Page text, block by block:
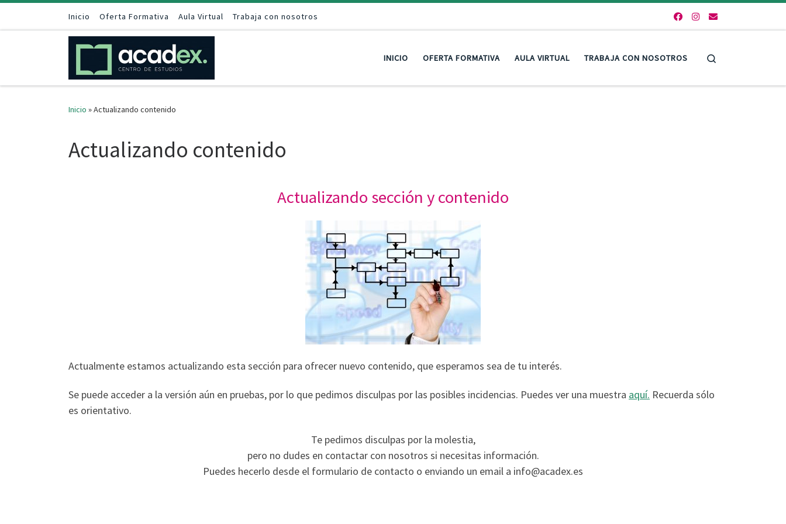
Saltar al contenido
Inicio Oferta Formativa Aula Virtual Trabaja con nosotros
INICIO OFERTA FORMATIVA AULA VIRTUAL TRABAJA CON NOSOTROS
Inicio »Actualizando contenido
Actualizando contenido
Actualizando sección y contenido
Actualmente estamos actualizando esta sección para ofrecer nuevo contenido, que esperamos sea de tu interés.
Se puede acceder a la versión aún en pruebas, por lo que pedimos disculpas por las posibles incidencias. Puedes ver una muestra aquí. Recuerda sólo
es orientativo.
Te pedimos disculpas por la molestia,
pero no dudes en contactar con nosotros si necesitas información.
Puedes hecerlo desde el formulario de contacto o enviando un email a info@acadex.es